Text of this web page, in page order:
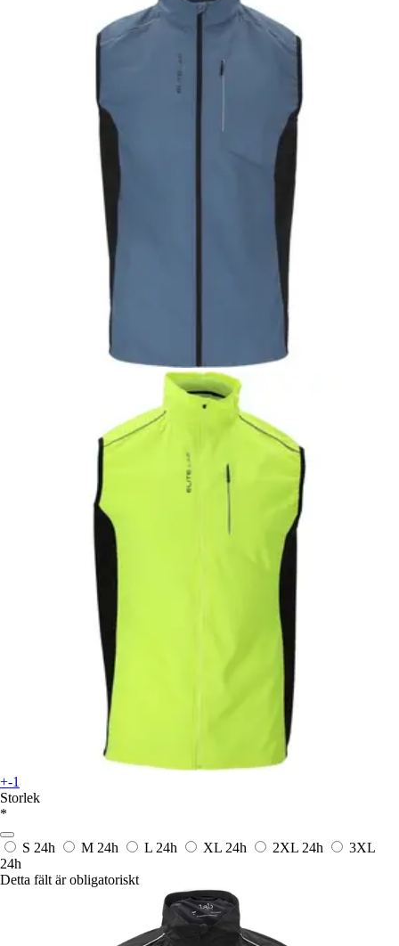
+-1
Storlek
*
S 24h M 24h L 24h XL 24h 2XL 24h
3XL
24h
Detta fält är obligatoriskt